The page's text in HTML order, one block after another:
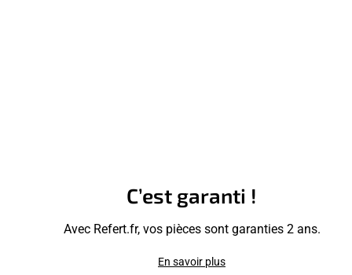
C’est garanti !
Avec Refert.fr, vos pièces sont garanties 2 ans.
En savoir plus